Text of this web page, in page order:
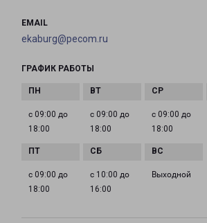
EMAIL
ekaburg@pecom.ru
ГРАФИК РАБОТЫ
с 09:00 до
18:00
с 09:00 до
18:00
с 09:00 до
18:00
с 09:00 до
18:00
с 10:00 до
16:00
Выходной